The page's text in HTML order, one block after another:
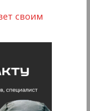
своим